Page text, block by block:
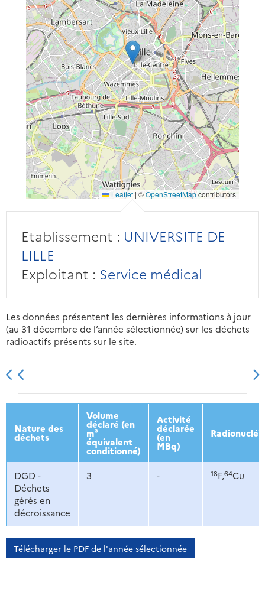
Leaflet | ©OpenStreetMapcontributors
Etablissement : UNIVERSITE DE
LILLE
Exploitant : Service médical
Les données présentent les dernières informations à jour
(au 31 décembre de l’année sélectionnée) sur les déchets
radioactifs présents sur le site.
2013 2014 2015 2016
Nature des
déchets
Volume
déclaré (en
m³
équivalent
conditionné)
Activité
déclarée
(en
MBq)
DGD -
Déchets
gérés en
décroissance
3 - 18F,64Cu
Télécharger le PDF de l'année sélectionnée